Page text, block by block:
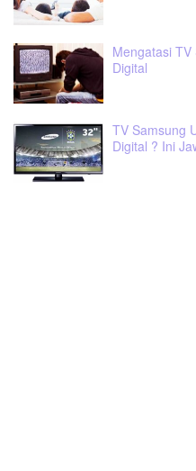
Mengatasi
Digital
TV Samsung
Digital ? Ini